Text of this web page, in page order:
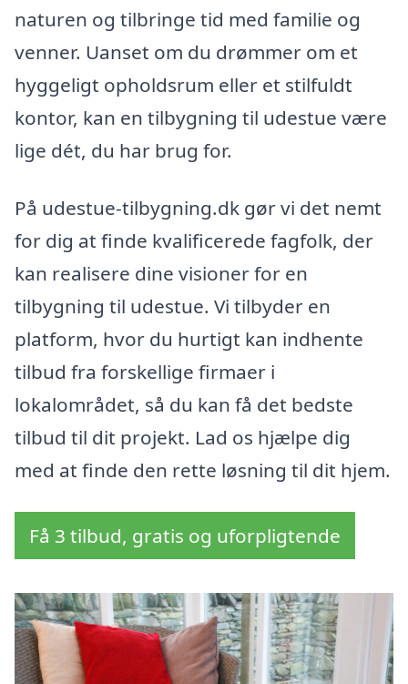
naturen og tilbringe tid med familie og
venner. Uanset om du drømmer om et
hyggeligt opholdsrum eller et stilfuldt
kontor, kan en tilbygning til udestue være
lige dét, du har brug for.
På udestue-tilbygning.dk gør vi det nemt
for dig at finde kvalificerede fagfolk, der
kan realisere dine visioner for en
tilbygning til udestue. Vi tilbyder en
platform, hvor du hurtigt kan indhente
tilbud fra forskellige firmaer i
lokalområdet, så du kan få det bedste
tilbud til dit projekt. Lad os hjælpe dig
med at finde den rette løsning til dit hjem.
Få 3 tilbud, gratis og uforpligtende